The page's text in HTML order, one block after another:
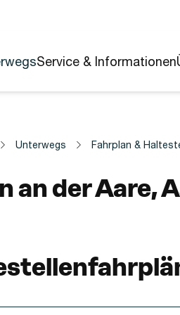
Service & Informationen
Unterwegs Fahrplan &
an der Aare,